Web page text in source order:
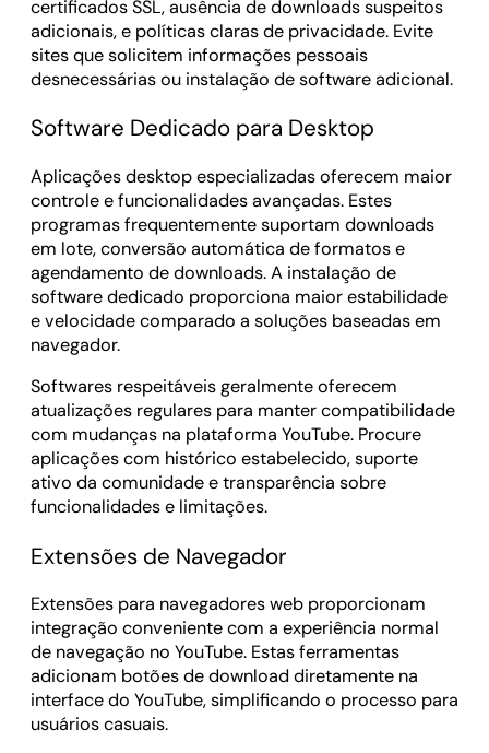
certificados SSL, ausência de downloads suspeitos
adicionais, e políticas claras de privacidade. Evite
sites que solicitem informações pessoais
desnecessárias ou instalação de software adicional.
Software Dedicado para Desktop
Aplicações desktop especializadas oferecem maior
controle e funcionalidades avançadas. Estes
programas frequentemente suportam downloads
em lote, conversão automática de formatos e
agendamento de downloads. A instalação de
software dedicado proporciona maior estabilidade
e velocidade comparado a soluções baseadas em
navegador.
Softwares respeitáveis geralmente oferecem
atualizações regulares para manter compatibilidade
com mudanças na plataforma YouTube. Procure
aplicações com histórico estabelecido, suporte
ativo da comunidade e transparência sobre
funcionalidades e limitações.
Extensões de Navegador
Extensões para navegadores web proporcionam
integração conveniente com a experiência normal
de navegação no YouTube. Estas ferramentas
adicionam botões de download diretamente na
interface do YouTube, simplificando o processo para
usuários casuais.